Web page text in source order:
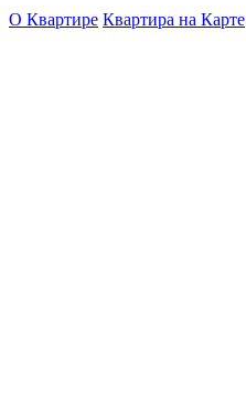
О Квартире Квартира на Карте